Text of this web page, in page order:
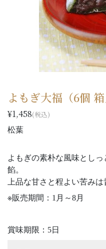
よもぎ大福（6個 箱
¥1,458(税込)
松葉
よもぎの素朴な風味とし
餡。
上品な甘さと程よい苦み
※販売期間：1月～8月
賞味期限：5日